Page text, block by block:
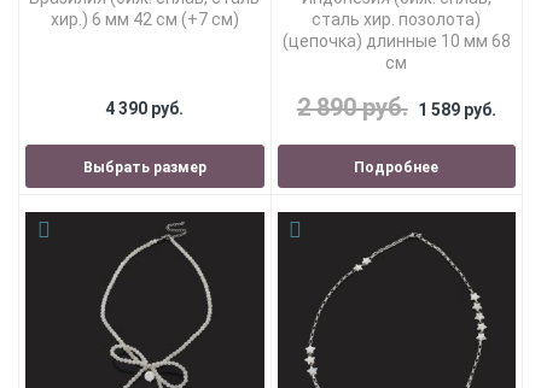
хир.) 6 мм 42 см (+7 см)
4 390 руб.
Выбрать размер
сталь хир. позолота)
(цепочка) длинные 10 мм 68
см
2 890 руб. 1 589 руб.
Подробнее